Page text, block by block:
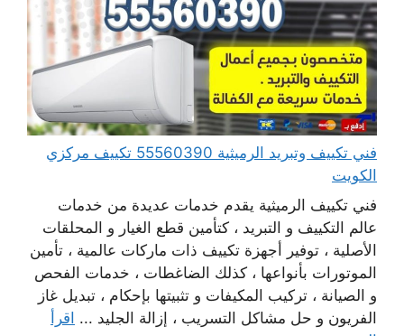
فني تكييف وتبريد الرميثية 55560390 تكييف مركزي
الكويت
فني تكييف الرميثية يقدم خدمات عديدة من خدمات
عالم التكييف و التبريد ، كتأمين قطع الغيار و المحلقات
الأصلية ، توفير أجهزة تكييف ذات ماركات عالمية ، تأمين
الموتورات بأنواعها ، كذلك الضاغطات ، خدمات الفحص
و الصيانة ، تركيب المكيفات و تثبيتها بإحكام ، تبديل غاز
الفريون و حل مشاكل التسريب ، إزالة الجليد ... اقرأ